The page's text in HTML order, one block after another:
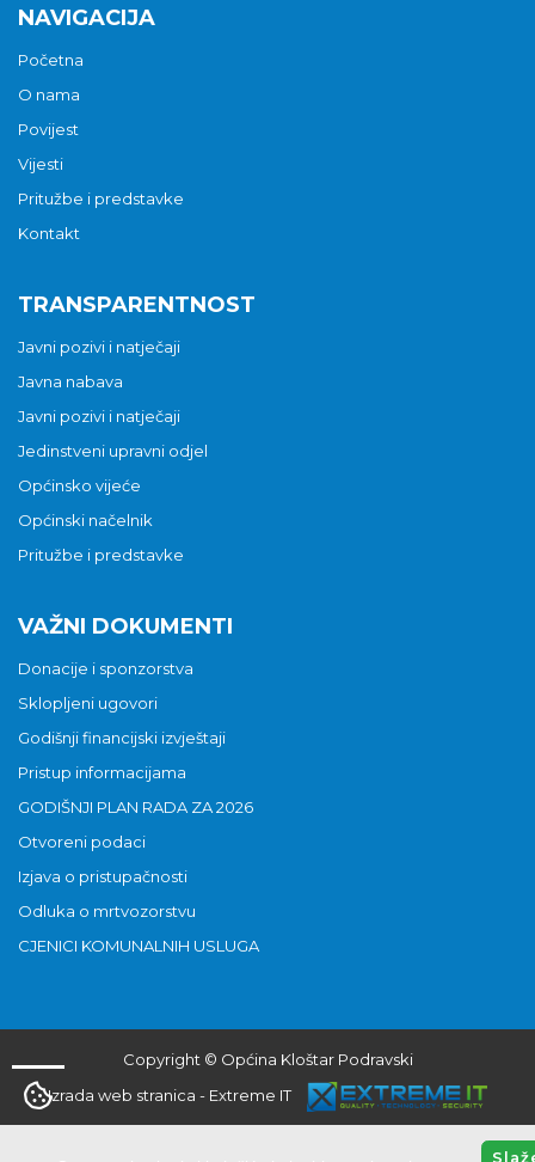
NAVIGACIJA
Početna
O nama
Povijest
Vijesti
Pritužbe i predstavke
Kontakt
TRANSPARENTNOST
Javni pozivi i natječaji
Javna nabava
Javni pozivi i natječaji
Jedinstveni upravni odjel
Općinsko vijeće
Općinski načelnik
Pritužbe i predstavke
VAŽNI DOKUMENTI
Donacije i sponzorstva
Sklopljeni ugovori
Godišnji financijski izvještaji
Pristup informacijama
GODIŠNJI PLAN RADA ZA 2026
Otvoreni podaci
Izjava o pristupačnosti
Odluka o mrtvozorstvu
CJENICI KOMUNALNIH USLUGA
Copyright © Općina Kloštar Podravski
Izrada web stranica - Extreme IT